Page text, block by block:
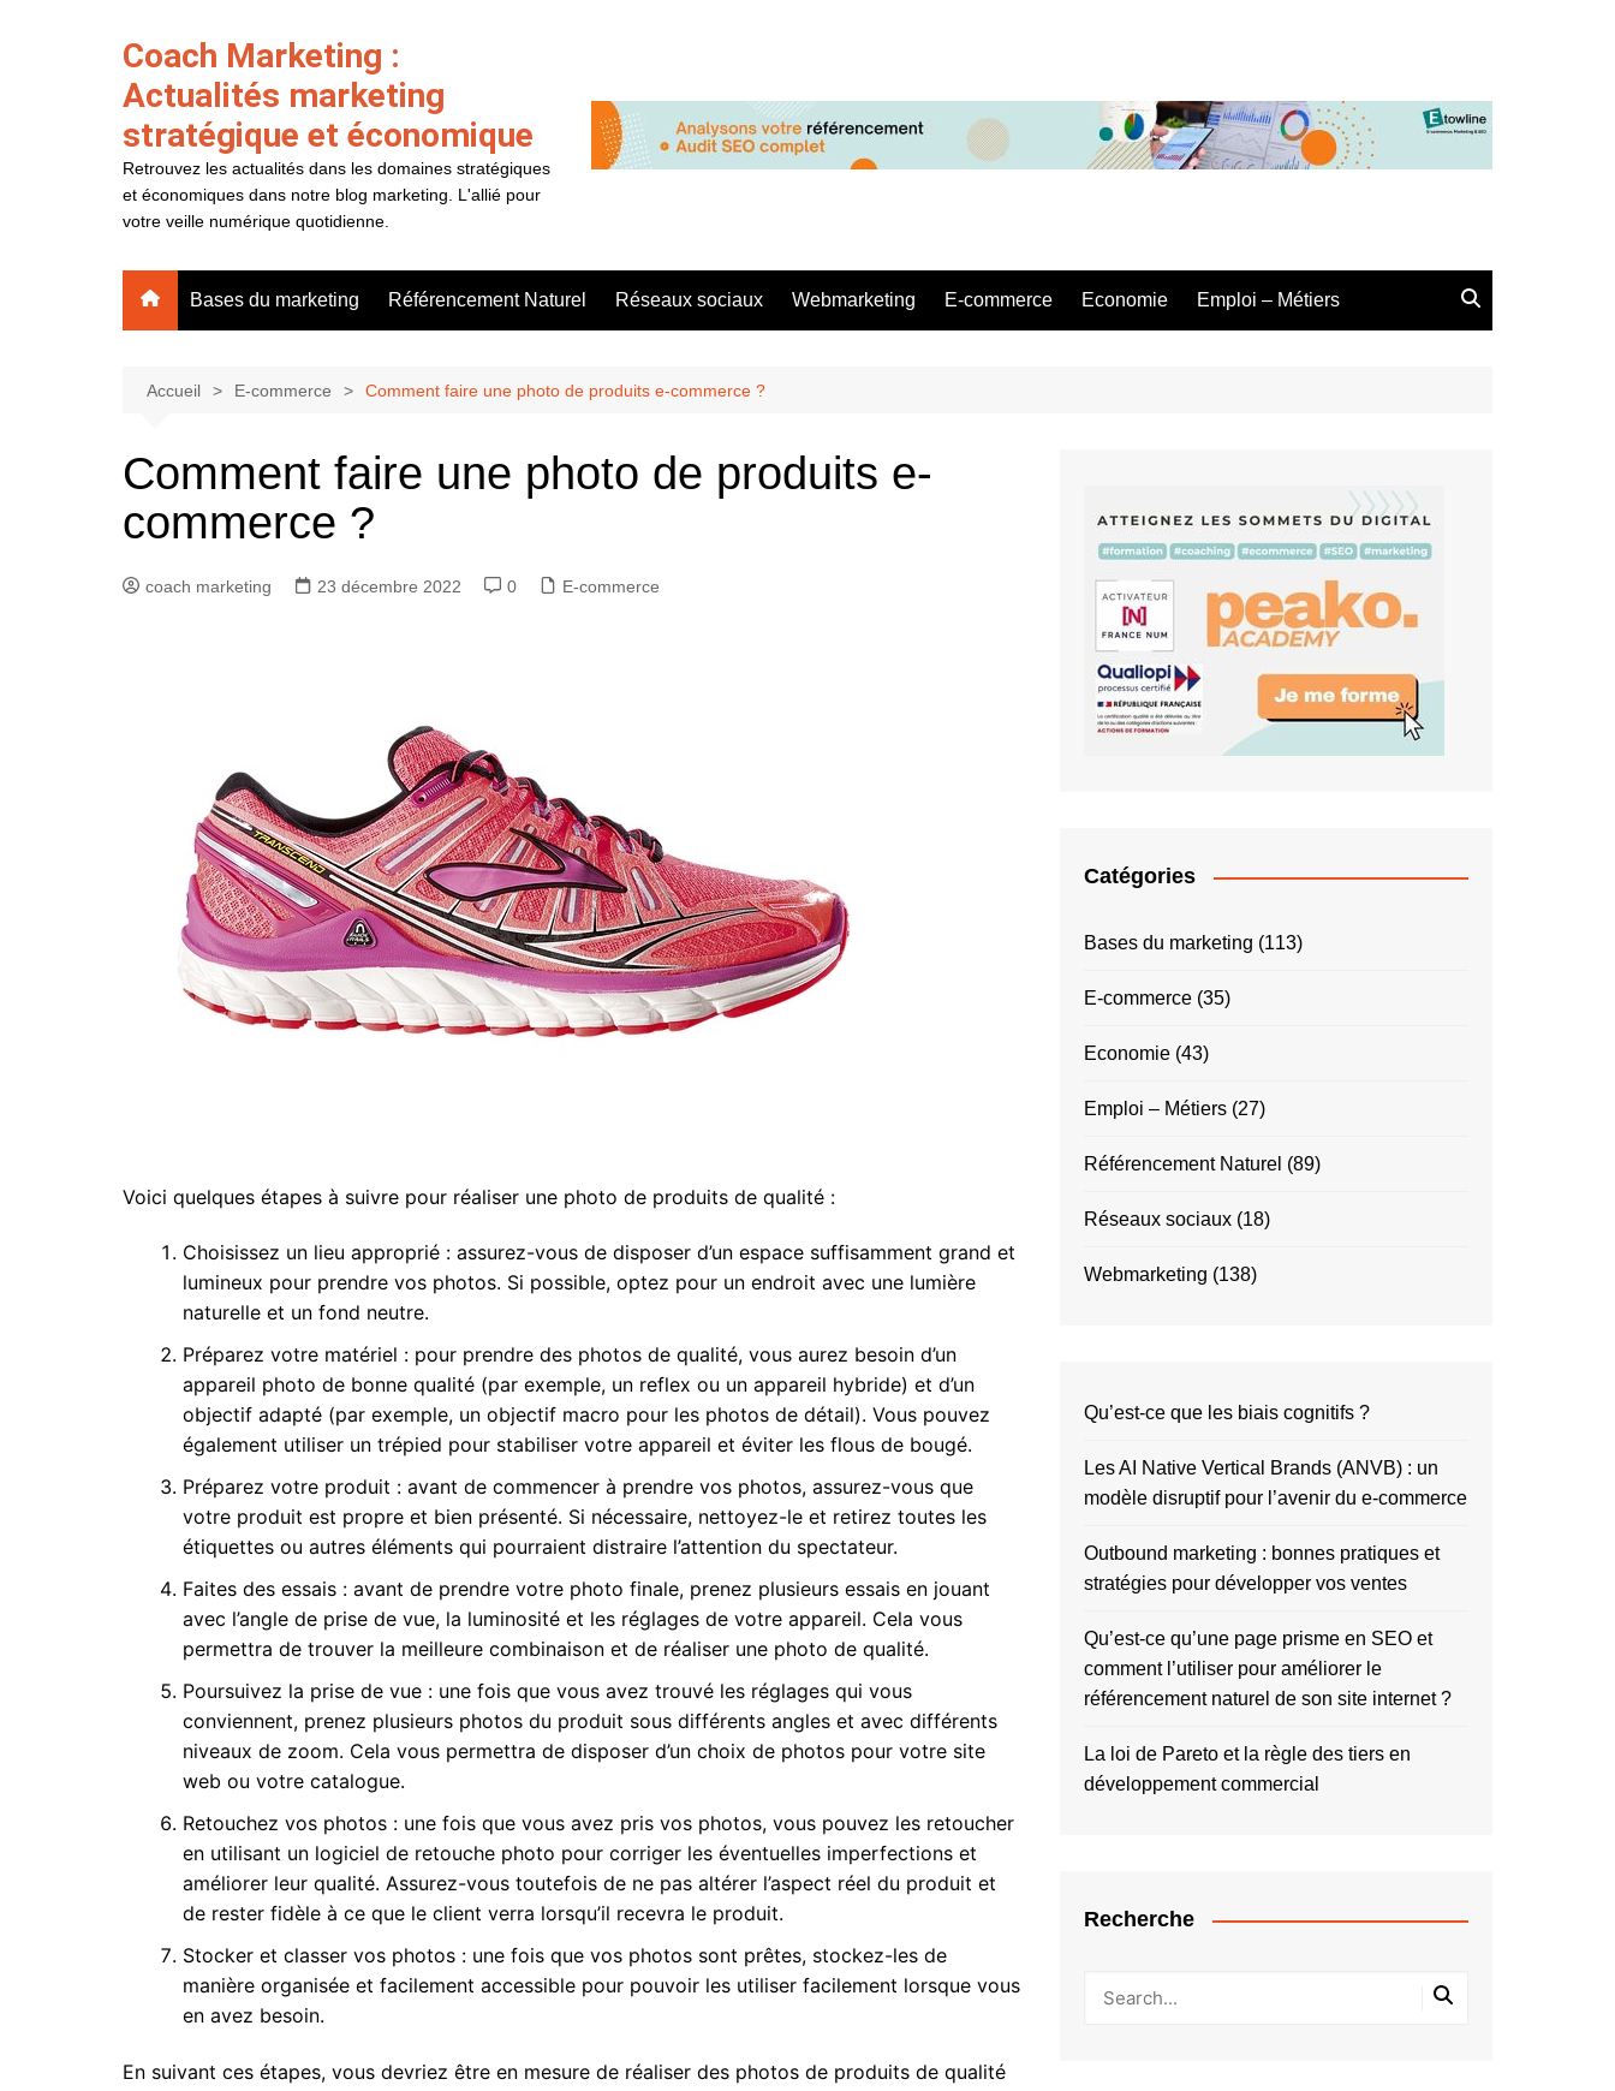
Coach Marketing :
Actualités marketing
stratégique et économique
Retrouvez les actualités dans les domaines stratégiques
et économiques dans notre blog marketing. L'allié pour
votre veille numérique quotidienne.
Bases du marketing Référencement Naturel Réseaux sociaux Webmarketing E-commerce Economie Emploi – Métiers
Accueil E-commerce Comment faire une photo de produits e-commerce ?
Comment faire une photo de produits e-
commerce ?
coach marketing 23 décembre 2022 0 E-commerce
Voici quelques étapes à suivre pour réaliser une photo de produits de qualité :
Choisissez un lieu approprié : assurez-vous de disposer d’un espace suffisamment grand et
lumineux pour prendre vos photos. Si possible, optez pour un endroit avec une lumière
naturelle et un fond neutre.
Préparez votre matériel : pour prendre des photos de qualité, vous aurez besoin d’un
appareil photo de bonne qualité (par exemple, un reflex ou un appareil hybride) et d’un
objectif adapté (par exemple, un objectif macro pour les photos de détail). Vous pouvez
également utiliser un trépied pour stabiliser votre appareil et éviter les flous de bougé.
Préparez votre produit : avant de commencer à prendre vos photos, assurez-vous que
votre produit est propre et bien présenté. Si nécessaire, nettoyez-le et retirez toutes les
étiquettes ou autres éléments qui pourraient distraire l’attention du spectateur.
Faites des essais : avant de prendre votre photo finale, prenez plusieurs essais en jouant
avec l’angle de prise de vue, la luminosité et les réglages de votre appareil. Cela vous
permettra de trouver la meilleure combinaison et de réaliser une photo de qualité.
Poursuivez la prise de vue : une fois que vous avez trouvé les réglages qui vous
conviennent, prenez plusieurs photos du produit sous différents angles et avec différents
niveaux de zoom. Cela vous permettra de disposer d’un choix de photos pour votre site
web ou votre catalogue.
Retouchez vos photos : une fois que vous avez pris vos photos, vous pouvez les retoucher
en utilisant un logiciel de retouche photo pour corriger les éventuelles imperfections et
améliorer leur qualité. Assurez-vous toutefois de ne pas altérer l’aspect réel du produit et
de rester fidèle à ce que le client verra lorsqu’il recevra le produit.
Stocker et classer vos photos : une fois que vos photos sont prêtes, stockez-les de
manière organisée et facilement accessible pour pouvoir les utiliser facilement lorsque vous
en avez besoin.
En suivant ces étapes, vous devriez être en mesure de réaliser des photos de produits de qualité
Catégories
Bases du marketing (113)
E-commerce (35)
Economie (43)
Emploi – Métiers (27)
Référencement Naturel (89)
Réseaux sociaux (18)
Webmarketing (138)
Qu’est-ce que les biais cognitifs ?
Les AI Native Vertical Brands (ANVB) : un
modèle disruptif pour l’avenir du e-commerce
Outbound marketing : bonnes pratiques et
stratégies pour développer vos ventes
Qu’est-ce qu’une page prisme en SEO et
comment l’utiliser pour améliorer le
référencement naturel de son site internet ?
La loi de Pareto et la règle des tiers en
développement commercial
Recherche